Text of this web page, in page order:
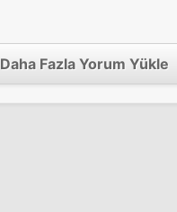
Daha Fazla Yorum Yükle